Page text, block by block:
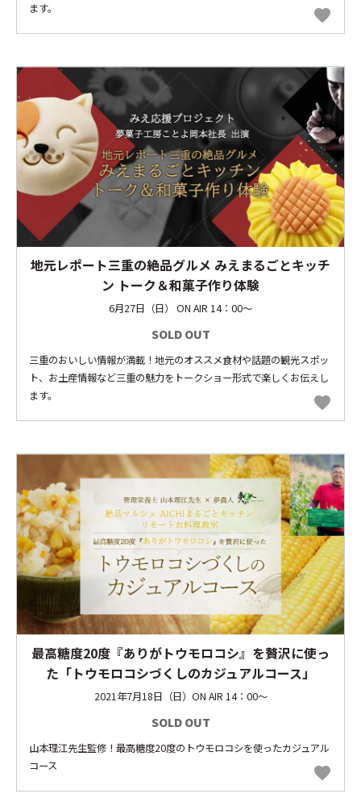
ます。
favorite
地元レポート三重の絶品グルメ みえまるごとキッチ
ン トーク＆和菓子作り体験
6月27日（日） ON AIR 14：00～
SOLD OUT
三重のおいしい情報が満載！地元のオススメ食材や話題の観光スポッ
ト、お土産情報など三重の魅力をトークショー形式で楽しくお伝えし
ます。
favorite
最高糖度20度『ありがトウモロコシ』を贅沢に使っ
た「トウモロコシづくしのカジュアルコース」
2021年7月18日（日）ON AIR 14：00～
SOLD OUT
山本理江先生監修！最高糖度20度のトウモロコシを使ったカジュアル
コース
favorite